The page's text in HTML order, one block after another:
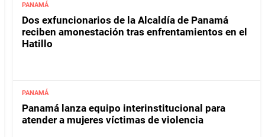
PANAMÁ
Dos exfuncionarios de la Alcaldía de Panamá
reciben amonestación tras enfrentamientos en el
Hatillo
PANAMÁ
Panamá lanza equipo interinstitucional para
atender a mujeres víctimas de violencia